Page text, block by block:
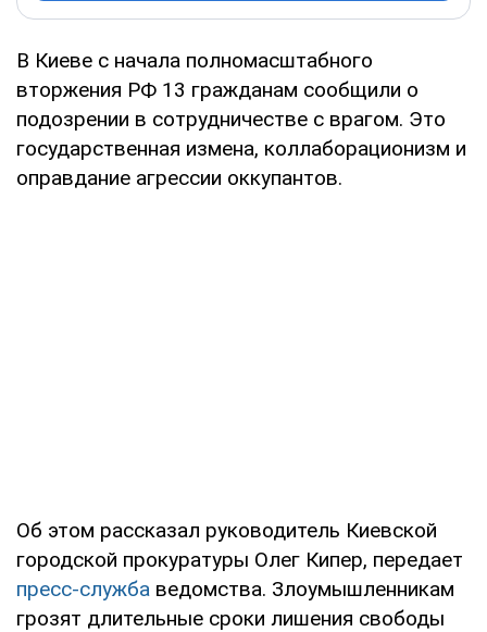
В Киеве с начала полномасштабного
вторжения РФ 13 гражданам сообщили о
подозрении в сотрудничестве с врагом. Это
государственная измена, коллаборационизм и
оправдание агрессии оккупантов.
Об этом рассказал руководитель Киевской
городской прокуратуры Олег Кипер, передает
пресс-служба ведомства. Злоумышленникам
грозят длительные сроки лишения свободы